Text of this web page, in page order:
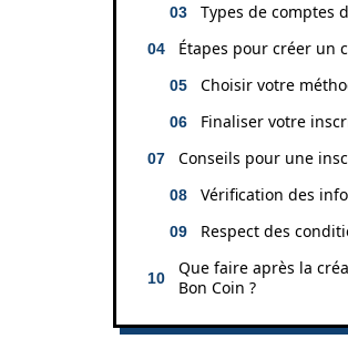
Types de comptes
Étapes pour créer un
Choisir votre
Finaliser votre
Conseils pour une
Vérification des
Respect des
Que faire après la
Bon Coin ?